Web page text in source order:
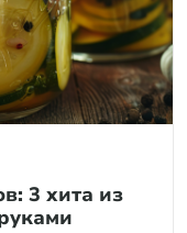
3 хита из